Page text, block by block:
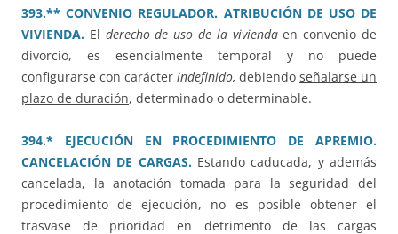
393.** CONVENIO REGULADOR. ATRIBUCIÓN DE USO DE
VIVIENDA. El derecho de uso de la viviendaen convenio de
divorcio, es esencialmente temporal y no puede
configurarse con carácter indefinido, debiendo señalarse un
plazo de duración, determinado o determinable.
394.* EJECUCIÓN EN PROCEDIMIENTO DE APREMIO.
CANCELACIÓN DE CARGAS.Estando caducada, y además
cancelada, la anotación tomada para la seguridad del
procedimiento de ejecución, no es posible obtener el
trasvase de prioridad en detrimento de las cargas